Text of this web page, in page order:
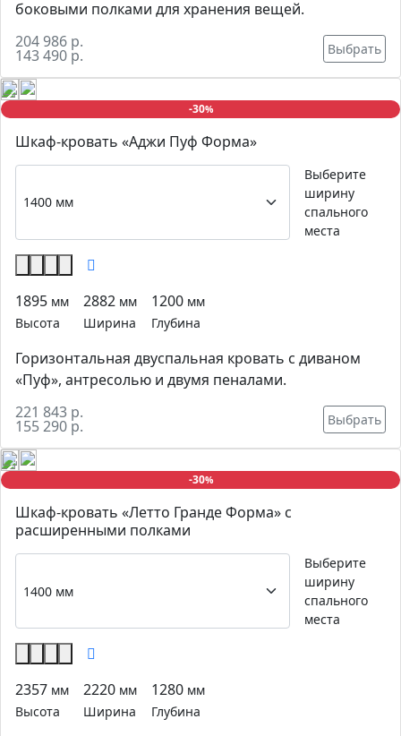
боковыми полками для хранения вещей.
204 986 р.
143 490 р. Выбрать
-30%
Шкаф-кровать «Аджи Пуф Форма»
Выберите
ширину
спального
места
1895 мм
Высота
2882 мм
Ширина
1200 мм
Глубина
Горизонтальная двуспальная кровать с диваном
«Пуф», антресолью и двумя пеналами.
221 843 р.
155 290 р. Выбрать
-30%
Шкаф-кровать «Летто Гранде Форма» с
расширенными полками
Выберите
ширину
спального
места
2357 мм
Высота
2220 мм
Ширина
1280 мм
Глубина